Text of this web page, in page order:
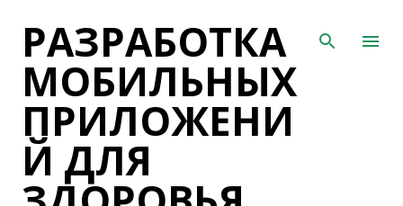
РАЗРАБОТКА
МОБИЛЬНЫХ
ПРИЛОЖЕНИ
Й ДЛЯ